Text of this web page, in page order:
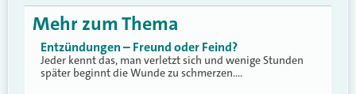
Mehr zum Thema
Entzündungen – Freund oder Feind?
Jeder kennt das, man verletzt sich und wenige Stunden
später beginnt die Wunde zu schmerzen.…